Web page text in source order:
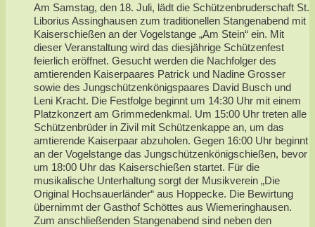
Am Samstag, den 18. Juli, lädt die Schützenbruderschaft St.
Liborius Assinghausen zum traditionellen Stangenabend mit
Kaiserschießen an der Vogelstange „Am Stein“ ein. Mit
dieser Veranstaltung wird das diesjährige Schützenfest
feierlich eröffnet. Gesucht werden die Nachfolger des
amtierenden Kaiserpaares Patrick und Nadine Grosser
sowie des Jungschützenkönigspaares David Busch und
Leni Kracht. Die Festfolge beginnt um 14:30 Uhr mit einem
Platzkonzert am Grimmedenkmal. Um 15:00 Uhr treten alle
Schützenbrüder in Zivil mit Schützenkappe an, um das
amtierende Kaiserpaar abzuholen. Gegen 16:00 Uhr beginnt
an der Vogelstange das Jungschützenkönigschießen, bevor
um 18:00 Uhr das Kaiserschießen startet. Für die
musikalische Unterhaltung sorgt der Musikverein „Die
Original Hochsauerländer“ aus Hoppecke. Die Bewirtung
übernimmt der Gasthof Schöttes aus Wiemeringhausen.
Zum anschließenden Stangenabend sind neben den